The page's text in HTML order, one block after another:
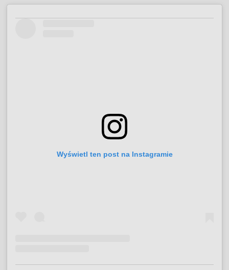
Wyświetl ten post na Instagramie